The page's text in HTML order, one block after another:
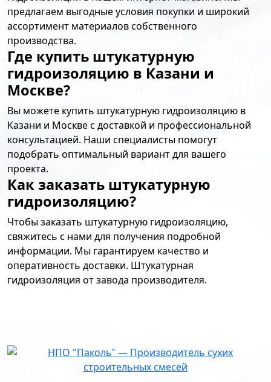
предлагаем выгодные условия покупки и широкий
ассортимент материалов собственного
производства.
Где купить штукатурную
гидроизоляцию в Казани и
Москве?
Вы можете купить штукатурную гидроизоляцию в
Казани и Москве с доставкой и профессиональной
консультацией. Наши специалисты помогут
подобрать оптимальный вариант для вашего
проекта.
Как заказать штукатурную
гидроизоляцию?
Чтобы заказать штукатурную гидроизоляцию,
свяжитесь с нами для получения подробной
информации. Мы гарантируем качество и
оперативность доставки. Штукатурная
гидроизоляция от завода производителя.